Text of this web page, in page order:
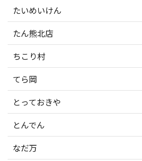
たいめいけん
たん熊北店
ちこり村
てら岡
とっておきや
とんでん
なだ万